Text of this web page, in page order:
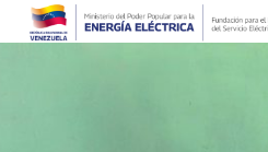
Saltar